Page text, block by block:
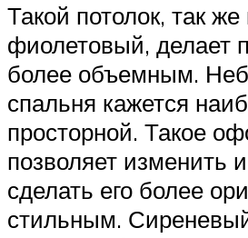
Такой потолок, так же
фиолетовый, делает
более объемным.
спальня кажется
просторной. Такое
позволяет изменить
сделать его более
стильным.